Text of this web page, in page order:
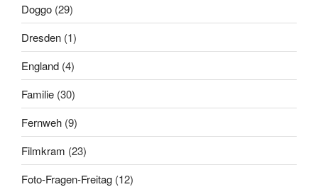
Doggo (29)
Dresden (1)
England (4)
Familie (30)
Fernweh (9)
Filmkram (23)
Foto-Fragen-Freitag (12)